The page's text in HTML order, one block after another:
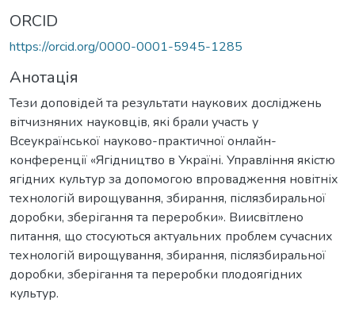
ORCID
https://orcid.org/0000-0001-5945-1285
Анотація
Тези доповідей та результати наукових досліджень
вітчизняних науковців, які брали участь у
Всеукраїнської науково-практичної онлайн-
конференції «Ягідництво в Україні. Управління якістю
ягідних культур за допомогою впровадження новітніх
технологій вирощування, збирання, післязбиральної
доробки, зберігання та переробки». Виисвітлено
питання, що стосуються актуальних проблем сучасних
технологій вирощування, збирання, післязбиральної
доробки, зберігання та переробки плодоягідних
культур.